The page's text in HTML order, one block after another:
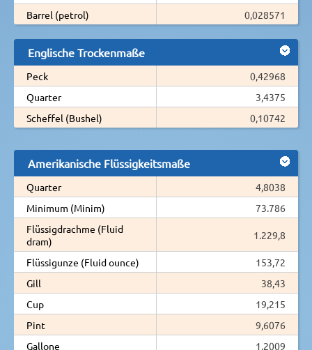
Barrel (petrol)
0,028571
Englische Trockenmaße
Peck
0,42968
Quarter
3,4375
Scheffel (Bushel)
0,10742
Amerikanische Flüssigkeitsmaße
Quarter
4,8038
Minimum (Minim)
73.786
Flüssigdrachme (Fluid
dram)
1.229,8
Flüssigunze (Fluid ounce)
153,72
Gill
38,43
Cup
19,215
Pint
9,6076
Gallone
1,2009